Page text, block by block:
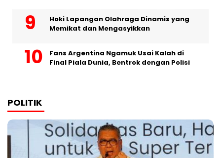
Hoki Lapangan Olahraga Dinamis yang
Memikat dan Mengasyikkan
Fans Argentina Ngamuk Usai Kalah di
Final Piala Dunia, Bentrok dengan Polisi
POLITIK